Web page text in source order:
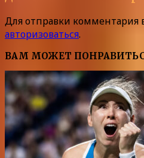
Для отправки комментария
авторизоваться.
ВАМ МОЖЕТ